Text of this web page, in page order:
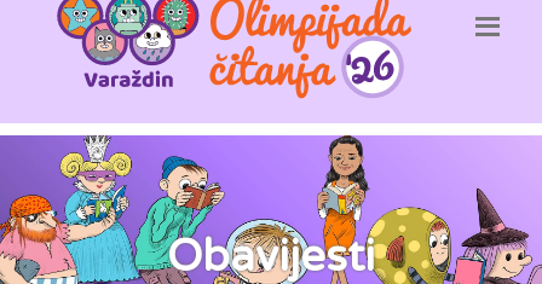
Obavijesti